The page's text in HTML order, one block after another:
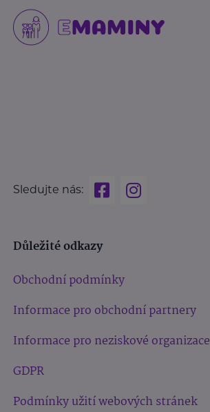
Sledujte nás:
Důležité odkazy
Obchodní podmínky
Informace pro obchodní partnery
Informace pro neziskové organizace
GDPR
Podmínky užití webových stránek